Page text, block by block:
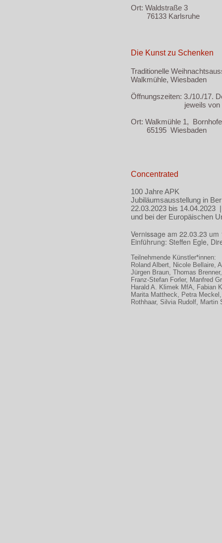
Ort: Waldstraße 3
76133 Karlsruhe
Die Kunst zu Schenken
Traditionelle
Walkmühle, Wiesbaden
Öffnungszeiten: 3./10./17.
jeweils von 14 -
Ort: Walkmühle 1,
65195 Wiesbaden
Concentrated
100 Jahre APK
Jubiläumsausstellung in
22.03.2023 bis 14.04.2023
und bei der Europäischen
Vernissage am 22.03.23 um
Einführung: Steffen Egle,
Teilnehmende Künstler*innen:
Roland Albert, Nicole Bellaire,
Jürgen Braun, Thomas
Franz-Stefan Forler, Manfred
Harald A. Klimek MfA, Fabian
Marita Mattheck, Petra
Rothhaar, Silvia Rudolf,